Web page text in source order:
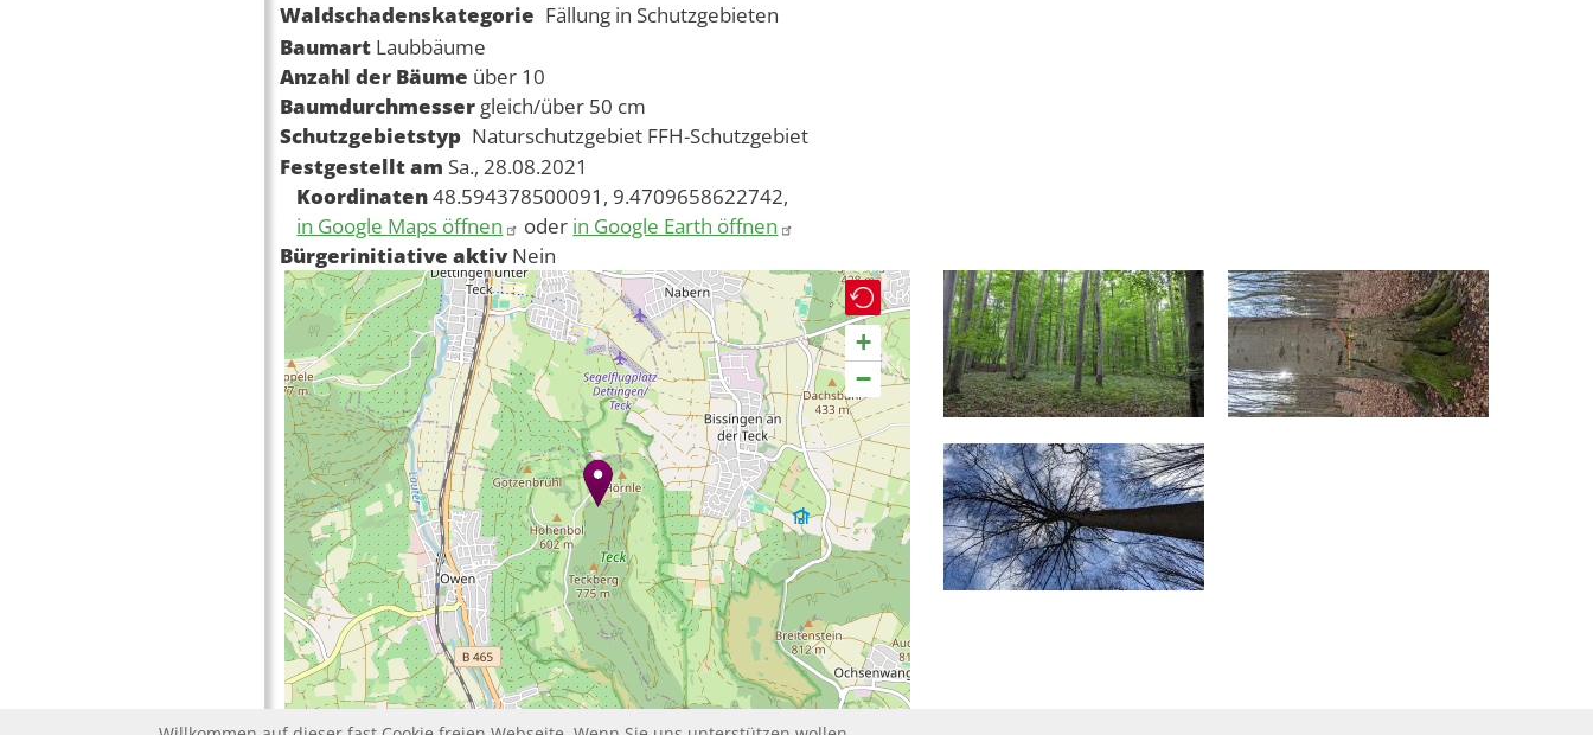
Waldschadenskategorie Fällung in Schutzgebieten
Baumart Laubbäume
Anzahl der Bäume über 10
Baumdurchmesser gleich/über 50 cm
Schutzgebietstyp Naturschutzgebiet FFH-Schutzgebiet
Festgestellt am Sa., 28.08.2021
Koordinaten48.594378500091, 9.4709658622742,
in Google Maps öffnen
oder in Google Earth öffnen
Bürgerinitiative aktiv Nein
+
−